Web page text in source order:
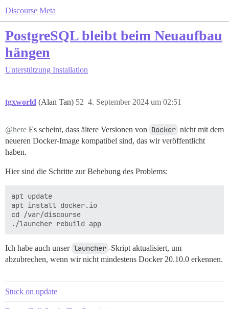
Discourse Meta
PostgreSQL bleibt beim Neuaufbau
hängen
Unterstützung Installation
tgxworld (Alan Tan) 4. September 2024 um 02:51
52
@here Es scheint, dass ältere Versionen von Docker nicht mit dem
neueren Docker-Image kompatibel sind, das wir veröffentlicht
haben.
Hier sind die Schritte zur Behebung des Problems:
apt update
apt install docker.io
cd /var/discourse
Ich habe auch unser launcher -Skript aktualisiert, um
abzubrechen, wenn wir nicht mindestens Docker 20.10.0 erkennen.
Stuck on update